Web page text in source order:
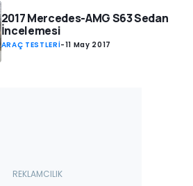
2017 Mercedes-AMG S63 Sedan
İncelemesi
ARAÇ TESTLERİ-11 May 2017